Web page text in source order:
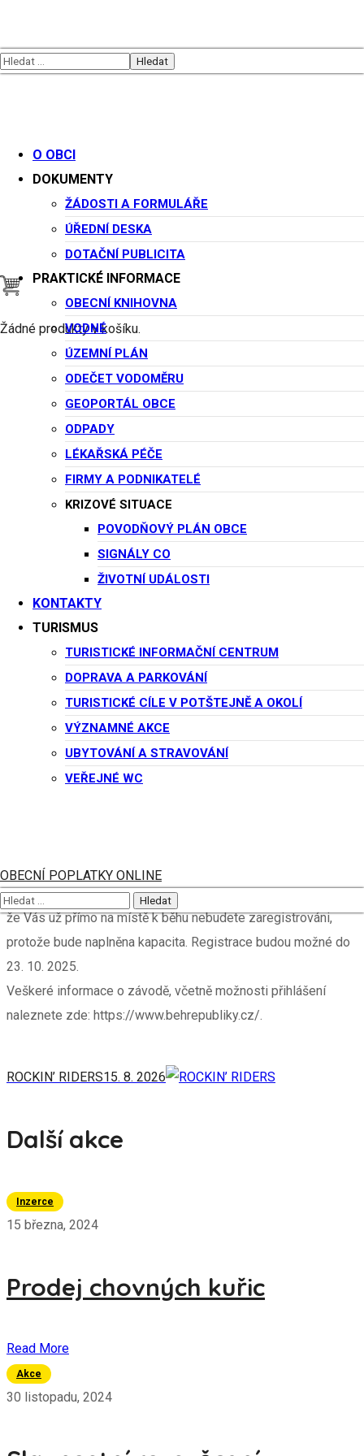
Žádné produkty v košíku.
O OBCI
DOKUMENTY
ŽÁDOSTI A FORMULÁŘE
ÚŘEDNÍ DESKA
DOTAČNÍ PUBLICITA
PRAKTICKÉ INFORMACE
OBECNÍ KNIHOVNA
VODNÉ
ÚZEMNÍ PLÁN
ODEČET VODOMĚRU
GEOPORTÁL OBCE
ODPADY
LÉKAŘSKÁ PÉČE
FIRMY A PODNIKATELÉ
KRIZOVÉ SITUACE
POVODŇOVÝ PLÁN OBCE
SIGNÁLY CO
ŽIVOTNÍ UDÁLOSTI
KONTAKTY
TURISMUS
TURISTICKÉ INFORMAČNÍ CENTRUM
DOPRAVA A PARKOVÁNÍ
TURISTICKÉ CÍLE V POTŠTEJNĚ A OKOLÍ
VÝZNAMNÉ AKCE
UBYTOVÁNÍ A STRAVOVÁNÍ
VEŘEJNÉ WC
OBECNÍ POPLATKY ONLINE
republiky
Datum:
Začátek akce v 00:00
28 října, 2025
E-Mail
urad@potstejn.cz
TJ Sokol Potštejn Vás zve na sokolský běh republiky v
Potštejně.
Na státní svátek 28. 10. 2025 se u nás v Potštejně uskuteční
Sokolský běh republiky. Jedná se o závod, který probíhá na
mnoha místech po celé republice ve stejnou dobu a smyslem
je oslavit státní svátek pohybem, společně.
Letos se k pořádání přihlásili i místní z TJ Sokol Potštejn.
Jsou vypsané dva závody, dětský (do 1km, pro děti ročník
2016 a mladší) a dospělácký (cca 3km, ročník 2017 a starší).
Časy běhu se měřit budoi a po závodě bude zveřejněna
výsledková listina, ale jedná se opravdu o amatérský závod,
spíše pro zábavu.
budete mít své startovní číslo, jistotu účasti a organizátorům
tím usnadníte práci. Pokud byste se nepřihlásili, může se stát,
že Vás už přímo na místě k běhu nebudete zaregistrováni,
protože bude naplněna kapacita. Registrace budou možné do
23. 10. 2025.
Veškeré informace o závodě, včetně možnosti přihlášení
naleznete zde: https://www.behrepubliky.cz/.
ROCKIN’ RIDERS15. 8. 2026
Další akce
Inzerce
15 března, 2024
Prodej chovných kuřic
Read More
Akce
30 listopadu, 2024